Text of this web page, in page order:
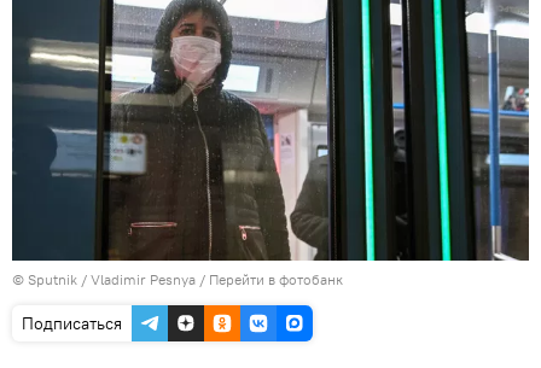
© Sputnik / Vladimir Pesnya / Перейти в фотобанк
Подписаться